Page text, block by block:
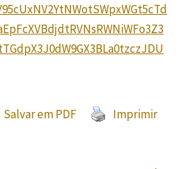
Salvar em PDF Imprimir